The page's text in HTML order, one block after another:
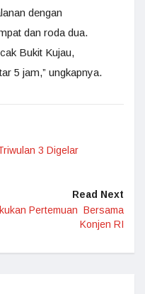
dengan
dan roda dua.
Bukit Kujau,
5 jam,” ungkapnya.
3 Digelar
Read Next
Pertemuan Bersama
Konjen RI